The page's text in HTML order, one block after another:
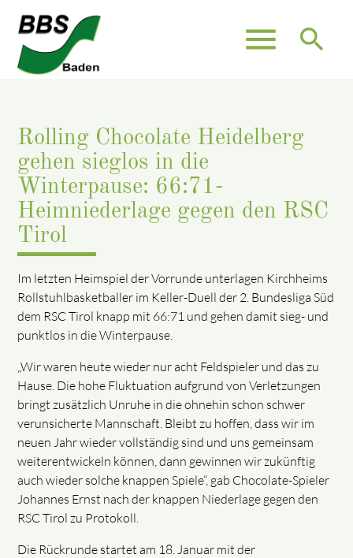
menu search
Rolling Chocolate Heidelberg
gehen sieglos in die
Winterpause: 66:71-
Heimniederlage gegen den RSC
Tirol
Im letzten Heimspiel der Vorrunde unterlagen Kirchheims
Rollstuhlbasketballer im Keller-Duell der 2. Bundesliga Süd
dem RSC Tirol knapp mit 66:71 und gehen damit sieg- und
punktlos in die Winterpause.
„Wir waren heute wieder nur acht Feldspieler und das zu
Hause. Die hohe Fluktuation aufgrund von Verletzungen
bringt zusätzlich Unruhe in die ohnehin schon schwer
verunsicherte Mannschaft. Bleibt zu hoffen, dass wir im
neuen Jahr wieder vollständig sind und uns gemeinsam
weiterentwickeln können, dann gewinnen wir zukünftig
auch wieder solche knappen Spiele“, gab Chocolate-Spieler
Johannes Ernst nach der knappen Niederlage gegen den
RSC Tirol zu Protokoll.
Die Rückrunde startet am 18. Januar mit der